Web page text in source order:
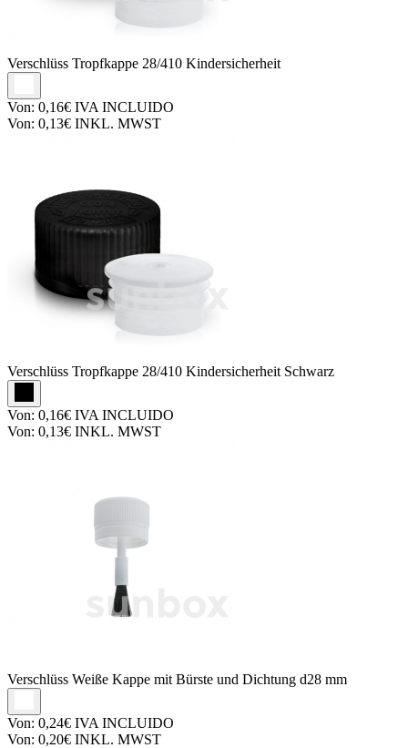
Verschlüss Tropfkappe 28/410 Kindersicherheit
Von: 0,16€ IVA INCLUIDO
Von: 0,13€ INKL. MWST
Verschlüss Tropfkappe 28/410 Kindersicherheit Schwarz
Von: 0,16€ IVA INCLUIDO
Von: 0,13€ INKL. MWST
Verschlüss Weiße Kappe mit Bürste und Dichtung d28 mm
Von: 0,24€ IVA INCLUIDO
Von: 0,20€ INKL. MWST